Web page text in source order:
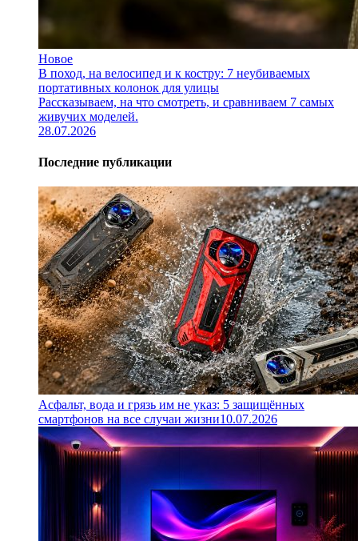
Новое
В поход, на велосипед и к костру: 7 неубиваемых
портативных колонок для улицы
Рассказываем, на что смотреть, и сравниваем 7 самых
живучих моделей.
28.07.2026
Последние публикации
Асфальт, вода и грязь им не указ: 5 защищённых
смартфонов на все случаи жизни10.07.2026